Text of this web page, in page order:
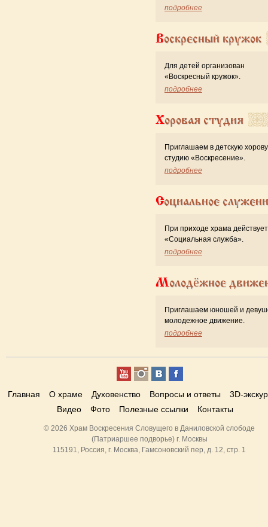
подробнее
Воскресный кружок
Для детей организован
«Воскресный кружок».
подробнее
Хоровая студия
Приглашаем в детскую
студию «Воскресение».
подробнее
Социальное
При приходе храма действует
«Cоциальная служба».
подробнее
Молодёжное
Приглашаем юношей и
молодежное движение.
подробнее
Главная О храме Духовенство Вопросы и ответы
3D-
Видео
Фото Полезные ссылки Контакты
© 2026 Храм Воскресения Словущего в Даниловской слободе
(Патриаршее подворье) г. Москвы
115191, Россия, г. Москва, Гамсоновский пер, д. 12, стр. 1